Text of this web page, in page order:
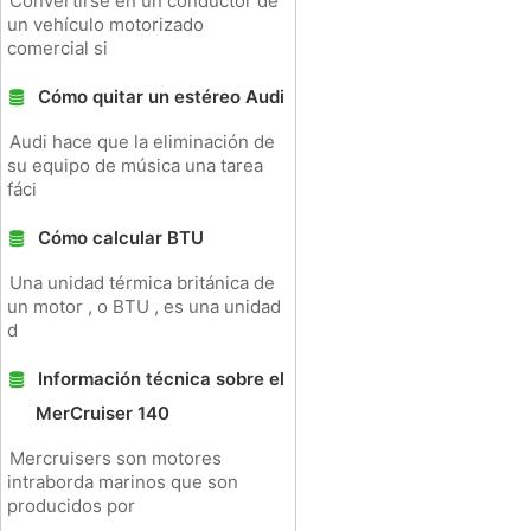
un vehículo motorizado
comercial si
Cómo quitar un estéreo Audi
Audi hace que la eliminación de
su equipo de música una tarea
fáci
Cómo calcular BTU
Una unidad térmica británica de
un motor , o BTU , es una unidad
d
Información técnica sobre el
MerCruiser 140
Mercruisers son motores
intraborda marinos que son
producidos por